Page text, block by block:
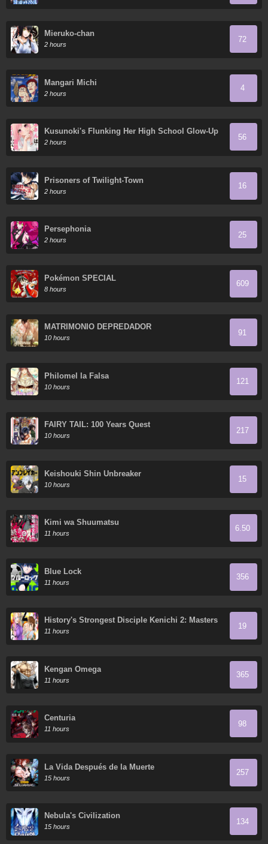
Mieruko-chan
2 hours
72
Mangari Michi
2 hours
4
Kusunoki's Flunking Her High School Glow-Up
2 hours
56
Prisoners of Twilight-Town
2 hours
16
Persephonia
2 hours
25
Pokémon SPECIAL
8 hours
609
MATRIMONIO DEPREDADOR
10 hours
91
Philomel la Falsa
10 hours
121
FAIRY TAIL: 100 Years Quest
10 hours
217
Keishouki Shin Unbreaker
10 hours
15
Kimi wa Shuumatsu
11 hours
6.50
Blue Lock
11 hours
356
History's Strongest Disciple Kenichi 2: Masters
Arc
11 hours
19
Kengan Omega
11 hours
365
Centuria
11 hours
98
La Vida Después de la Muerte
15 hours
257
Nebula's Civilization
15 hours
134